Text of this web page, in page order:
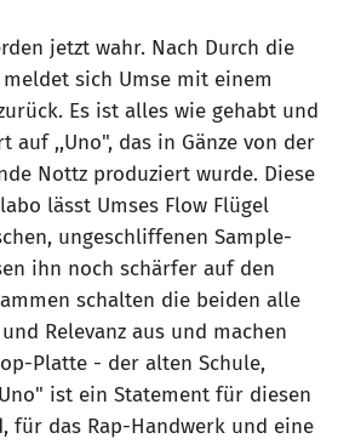
jetzt wahr. Nach Durch die
meldet sich Umse mit einem
Es ist alles wie gehabt und
auf ,,Uno", das in Gänze von der
Nottz produziert wurde. Diese
lässt Umses Flow Flügel
ungeschliffenen Sample-
ihn noch schärfer auf den
schalten die beiden alle
Relevanz aus und machen
Platte - der alten Schule,
ist ein Statement für diesen
für das Rap-Handwerk und eine